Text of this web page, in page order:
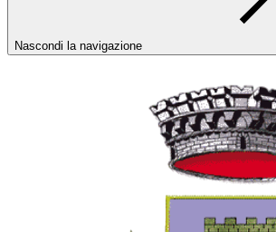
Nascondi la navigazione